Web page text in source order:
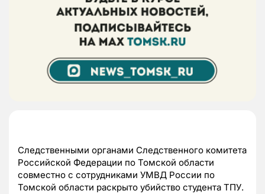
Следственными органами Следственного комитета
Российской Федерации по Томской области
совместно с сотрудниками УМВД России по
Томской области раскрыто убийство студента ТПУ.